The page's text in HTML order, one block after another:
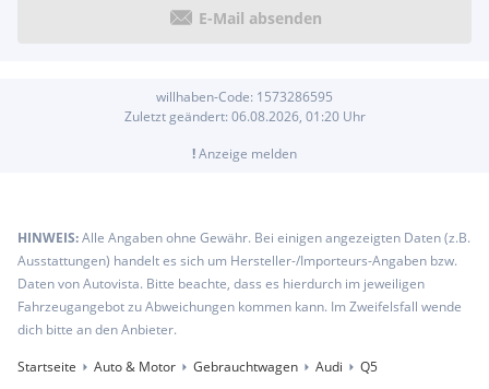
E-Mail absenden
willhaben-Code: 1573286595
Zuletzt geändert: 06.08.2026, 01:20Uhr
!Anzeige melden
HINWEIS:Alle Angaben ohne Gewähr. Bei einigen angezeigten Daten (z.B.
Ausstattungen) handelt es sich um Hersteller-/Importeurs-Angaben bzw.
Daten von Autovista. Bitte beachte, dass es hierdurch im jeweiligen
Fahrzeugangebot zu Abweichungen kommen kann. Im Zweifelsfall wende
dich bitte an den Anbieter.
Startseite
Auto & Motor Gebrauchtwagen Audi Q5